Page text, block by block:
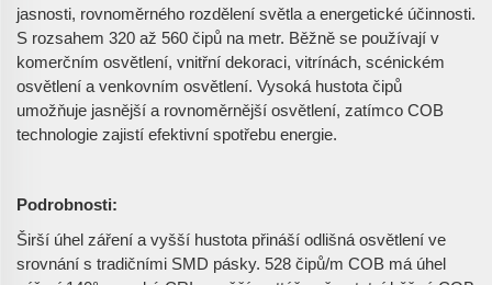
jasnosti, rovnoměrného rozdělení světla a energetické účinnosti.
S rozsahem 320 až 560 čipů na metr. Běžně se používají v
komerčním osvětlení, vnitřní dekoraci, vitrínách, scénickém
osvětlení a venkovním osvětlení. Vysoká hustota čipů
umožňuje jasnější a rovnoměrnější osvětlení, zatímco COB
technologie zajistí efektivní spotřebu energie.
Podrobnosti:
Širší úhel záření a vyšší hustota přináší odlišná osvětlení ve
srovnání s tradičními SMD pásky. 528 čipů/m COB má úhel